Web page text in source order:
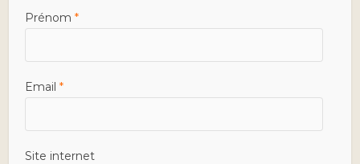
Prénom*
Email*
Site internet